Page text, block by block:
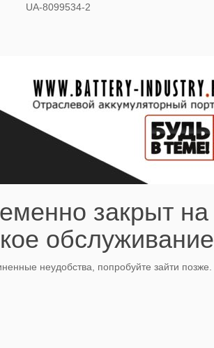
UA-8099534-2
закрыт на
неудобства, попробуйте зайти позже.